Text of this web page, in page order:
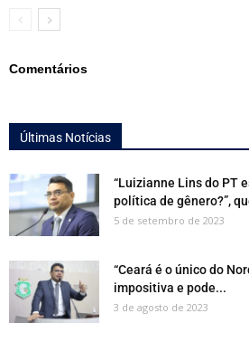
Comentários
Últimas Notícias
“Luizianne Lins do PT
política de gênero?”,
5 de setembro de 2023
“Ceará é o único do
impositiva e pode...
3 de agosto de 2023